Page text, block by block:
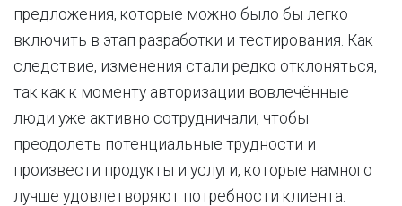
предложения, которые можно было бы легко
включить в этап разработки и тестирования. Как
следствие, изменения стали редко отклоняться,
так как к моменту авторизации вовлечённые
люди уже активно сотрудничали, чтобы
преодолеть потенциальные трудности и
произвести продукты и услуги, которые намного
лучше удовлетворяют потребности клиента.